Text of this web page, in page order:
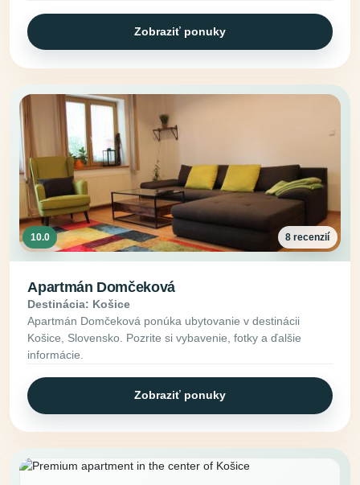
Zobraziť ponuky
10.0 8 recenzií
Apartmán Domčeková
Destinácia: Košice
Apartmán Domčeková ponúka ubytovanie v destinácii
Košice, Slovensko. Pozrite si vybavenie, fotky a ďalšie
informácie.
Zobraziť ponuky